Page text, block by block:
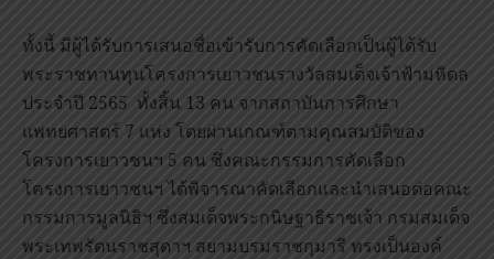
ทั้งนี้ มีผู้ได้รับการเสนอชื่อเข้ารับการคัดเลือกเป็นผู้ได้รับ
พระราชทานทุนโครงการเยาวชนรางวัลสมเด็จเจ้าฟ้ามหิดล
ประจำปี 2565 ทั้งสิ้น 13 คน จากสถาบันการศึกษา
แพทยศาสตร์ 7 แห่ง โดยผ่านเกณฑ์ตามคุณสมบัติของ
โครงการเยาวชนฯ 5 คน ซึ่งคณะกรรมการคัดเลือก
โครงการเยาวชนฯ ได้พิจารณาคัดเลือกและนำเสนอต่อคณะ
กรรมการมูลนิธิฯ ซึ่งสมเด็จพระกนิษฐาธิราชเจ้า กรมสมเด็จ
พระเทพรัตนราชสุดาฯ สยามบรมราชกุมารี ทรงเป็นองค์